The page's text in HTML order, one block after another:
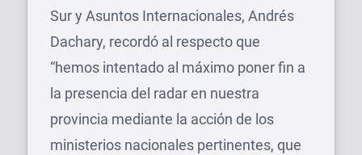
Sur y Asuntos Internacionales, Andrés
Dachary, recordó al respecto que
“hemos intentado al máximo poner fin a
la presencia del radar en nuestra
provincia mediante la acción de los
ministerios nacionales pertinentes, que